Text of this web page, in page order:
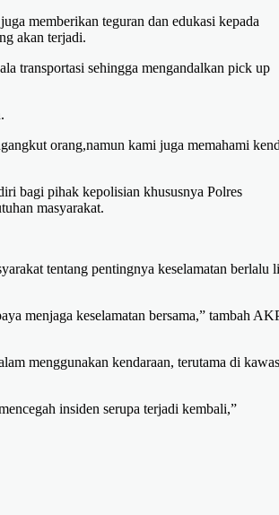
memberikan teguran dan edukasi kepada
akan terjadi.
transportasi sehingga mengandalkan pick up
orang,namun kami juga memahami
bagi pihak kepolisian khususnya Polres
masyarakat.
tentang pentingnya keselamatan berlalu
menjaga keselamatan bersama,” tambah
menggunakan kendaraan, terutama di
insiden serupa terjadi kembali,”